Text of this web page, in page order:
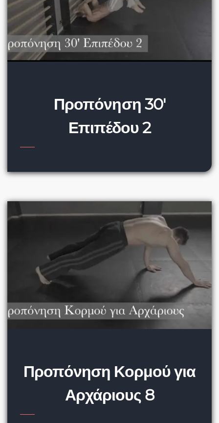
Προπόνηση 30′
Επιπέδου 2
Προπόνηση Κορμού για
Αρχάριους 8